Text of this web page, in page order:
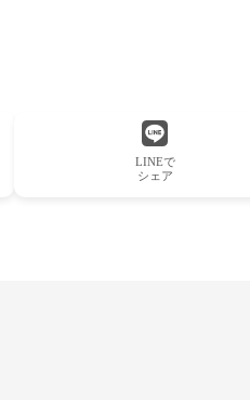
LINEで
シェア